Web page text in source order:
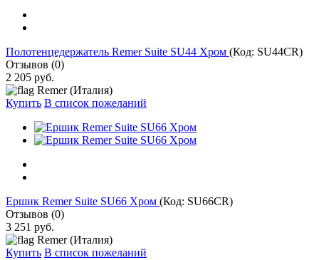
Полотенцедержатель Remer Suite SU44 Хром (Код: SU44CR)
Отзывов (0)
2 205 руб.
Remer (Италия)
Купить В список пожеланий
Ершик Remer Suite SU66 Хром (Код: SU66CR)
Отзывов (0)
3 251 руб.
Remer (Италия)
Купить В список пожеланий